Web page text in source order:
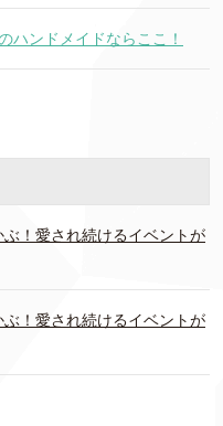
ハンドメイドならここ！
！愛され続けるイベントが
！愛され続けるイベントが